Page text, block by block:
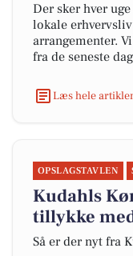
Der sker hver
lokale
arrangementer.
fra de seneste
Læs hele
OPSLAGSTAVLEN
Kudahls
tillykke
Så er der nyt fra